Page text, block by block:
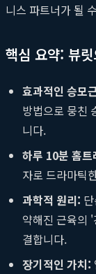
니스 파트너가 될
핵심 요약: 뷰
효과적인 승모
방법으로 뭉친
니다.
하루 10분 홈트
자로 드라마틱
과학적 원리:
약해진 근육의
결합니다.
장기적인 가치: